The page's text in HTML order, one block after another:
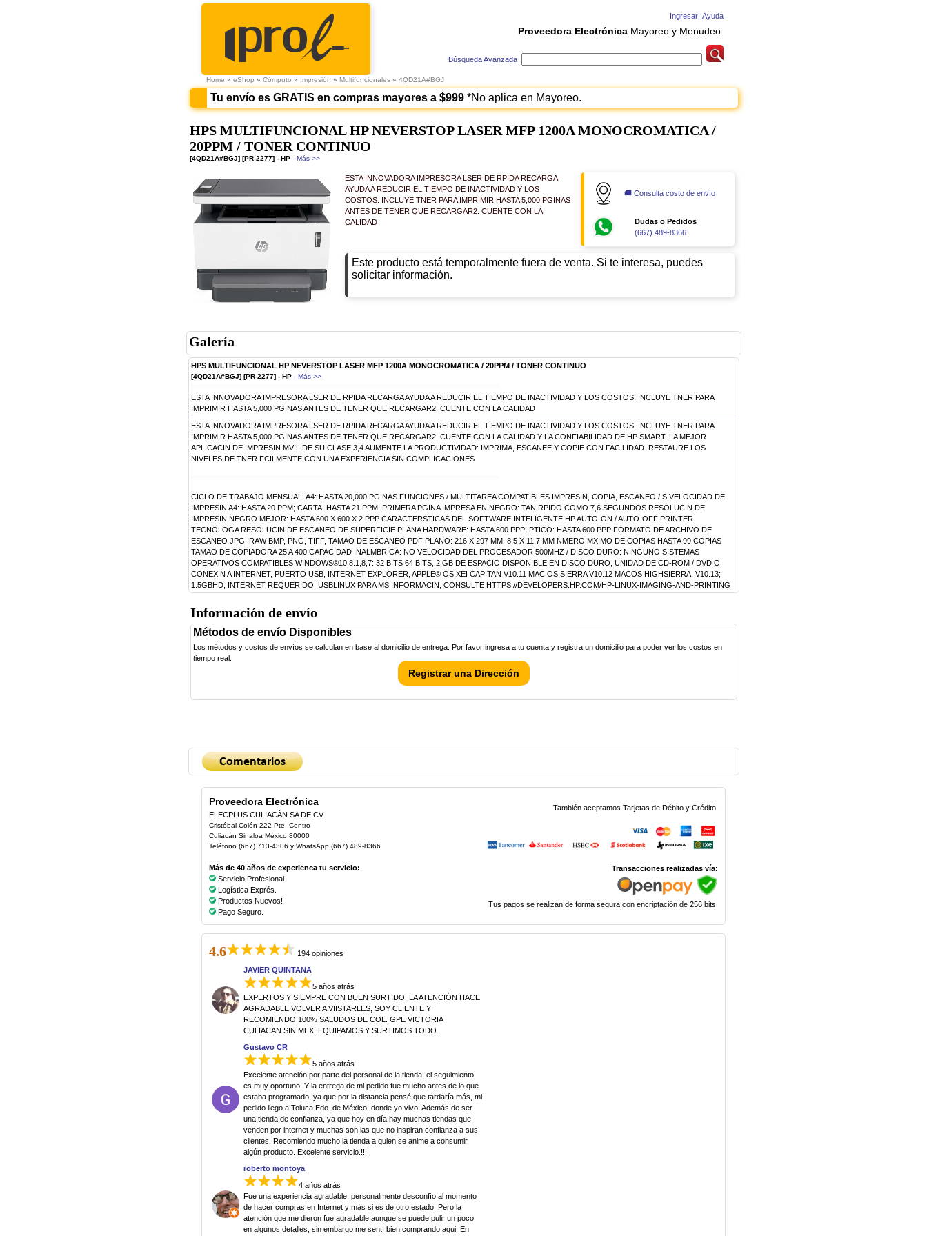
Ingresar| Ayuda
Proveedora Electrónica Mayoreo y Menudeo.
Búsqueda Avanzada
Home » eShop » Cómputo » Impresión » Multifuncionales » 4QD21A#BGJ
Tu envío es GRATIS en compras mayores a $999*No aplica en Mayoreo.
HPS MULTIFUNCIONAL HP NEVERSTOP LASER MFP 1200A MONOCROMATICA /
20PPM / TONER CONTINUO
[4QD21A#BGJ] [PR-2277] - HP- Más >>
ESTA INNOVADORA IMPRESORA LSER DE RPIDA RECARGA
AYUDA A REDUCIR EL TIEMPO DE INACTIVIDAD Y LOS
COSTOS. INCLUYE TNER PARA IMPRIMIR HASTA 5,000 PGINAS
ANTES DE TENER QUE RECARGAR2. CUENTE CON LA
CALIDAD
🚚 Consulta costo de envío
Dudas o Pedidos
(667) 489-8366
Este producto está temporalmente fuera de venta. Si te interesa, puedes
solicitar información.
Galería
HPS MULTIFUNCIONAL HP NEVERSTOP LASER MFP 1200A MONOCROMATICA / 20PPM / TONER CONTINUO
[4QD21A#BGJ] [PR-2277] - HP- Más >>
ESTA INNOVADORA IMPRESORA LSER DE RPIDA RECARGA AYUDA A REDUCIR EL TIEMPO DE INACTIVIDAD Y LOS COSTOS. INCLUYE TNER PARA
IMPRIMIR HASTA 5,000 PGINAS ANTES DE TENER QUE RECARGAR2. CUENTE CON LA CALIDAD
ESTA INNOVADORA IMPRESORA LSER DE RPIDA RECARGA AYUDA A REDUCIR EL TIEMPO DE INACTIVIDAD Y LOS COSTOS. INCLUYE TNER PARA
IMPRIMIR HASTA 5,000 PGINAS ANTES DE TENER QUE RECARGAR2. CUENTE CON LA CALIDAD Y LA CONFIABILIDAD DE HP SMART, LA MEJOR
APLICACIN DE IMPRESIN MVIL DE SU CLASE.3,4 AUMENTE LA PRODUCTIVIDAD: IMPRIMA, ESCANEE Y COPIE CON FACILIDAD. RESTAURE LOS
NIVELES DE TNER FCILMENTE CON UNA EXPERIENCIA SIN COMPLICACIONES
CICLO DE TRABAJO MENSUAL, A4: HASTA 20,000 PGINAS FUNCIONES / MULTITAREA COMPATIBLES IMPRESIN, COPIA, ESCANEO / S VELOCIDAD DE
IMPRESIN A4: HASTA 20 PPM; CARTA: HASTA 21 PPM; PRIMERA PGINA IMPRESA EN NEGRO: TAN RPIDO COMO 7,6 SEGUNDOS RESOLUCIN DE
IMPRESIN NEGRO MEJOR: HASTA 600 X 600 X 2 PPP CARACTERSTICAS DEL SOFTWARE INTELIGENTE HP AUTO-ON / AUTO-OFF PRINTER
TECNOLOGA RESOLUCIN DE ESCANEO DE SUPERFICIE PLANA HARDWARE: HASTA 600 PPP; PTICO: HASTA 600 PPP FORMATO DE ARCHIVO DE
ESCANEO JPG, RAW BMP, PNG, TIFF, TAMAO DE ESCANEO PDF PLANO: 216 X 297 MM; 8.5 X 11.7 MM NMERO MXIMO DE COPIAS HASTA 99 COPIAS
TAMAO DE COPIADORA 25 A 400 CAPACIDAD INALMBRICA: NO VELOCIDAD DEL PROCESADOR 500MHZ / DISCO DURO: NINGUNO SISTEMAS
OPERATIVOS COMPATIBLES WINDOWS®10,8.1,8,7: 32 BITS 64 BITS, 2 GB DE ESPACIO DISPONIBLE EN DISCO DURO, UNIDAD DE CD-ROM / DVD O
CONEXIN A INTERNET, PUERTO USB, INTERNET EXPLORER, APPLE® OS XEI CAPITAN V10.11 MAC OS SIERRA V10.12 MACOS HIGHSIERRA, V10.13;
1.5GBHD; INTERNET REQUERIDO; USBLINUX PARA MS INFORMACIN, CONSULTE HTTPS://DEVELOPERS.HP.COM/HP-LINUX-IMAGING-AND-PRINTING
Información de envío
Métodos de envío Disponibles
Los métodos y costos de envíos se calculan en base al domicilio de entrega. Por favor ingresa a tu cuenta y registra un domicilio para poder ver los costos en
tiempo real.
Registrar una Dirección
Proveedora Electrónica
ELECPLUS CULIACÁN SA DE CV
Cristóbal Colón 222 Pte. Centro
Culiacán Sinaloa México 80000
Teléfono (667) 713-4306 y WhatsApp (667) 489-8366
Más de 40 años de experienca tu servicio:
Servicio Profesional.
Logística Exprés.
Productos Nuevos!
Pago Seguro.
También aceptamos Tarjetas de Débito y Crédito!
Transacciones realizadas vía:
Tus pagos se realizan de forma segura con encriptación de 256 bits.
4.6
194 opiniones
JAVIER QUINTANA
5 años atrás
EXPERTOS Y SIEMPRE CON BUEN SURTIDO, LA ATENCIÓN HACE
AGRADABLE VOLVER A VIISTARLES, SOY CLIENTE Y
RECOMIENDO 100% SALUDOS DE COL. GPE VICTORIA .
CULIACAN SIN.MEX. EQUIPAMOS Y SURTIMOS TODO..
Gustavo CR
5 años atrás
Excelente atención por parte del personal de la tienda, el seguimiento
es muy oportuno. Y la entrega de mi pedido fue mucho antes de lo que
estaba programado, ya que por la distancia pensé que tardaría más, mi
pedido llego a Toluca Edo. de México, donde yo vivo. Además de ser
una tienda de confianza, ya que hoy en día hay muchas tiendas que
venden por internet y muchas son las que no inspiran confianza a sus
clientes. Recomiendo mucho la tienda a quien se anime a consumir
algún producto. Excelente servicio.!!!
roberto montoya
4 años atrás
Fue una experiencia agradable, personalmente desconfío al momento
de hacer compras en Internet y más si es de otro estado. Pero la
atención que me dieron fue agradable aunque se puede pulir un poco
en algunos detalles, sin embargo me sentí bien comprando aqui. En